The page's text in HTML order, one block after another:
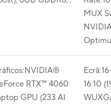
MUX
RTX™ 4060
GPU (233 AI
16:10